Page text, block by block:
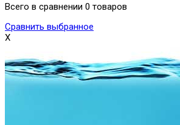
Всего в сравнении 0 товаров
Сравнить выбранное
X